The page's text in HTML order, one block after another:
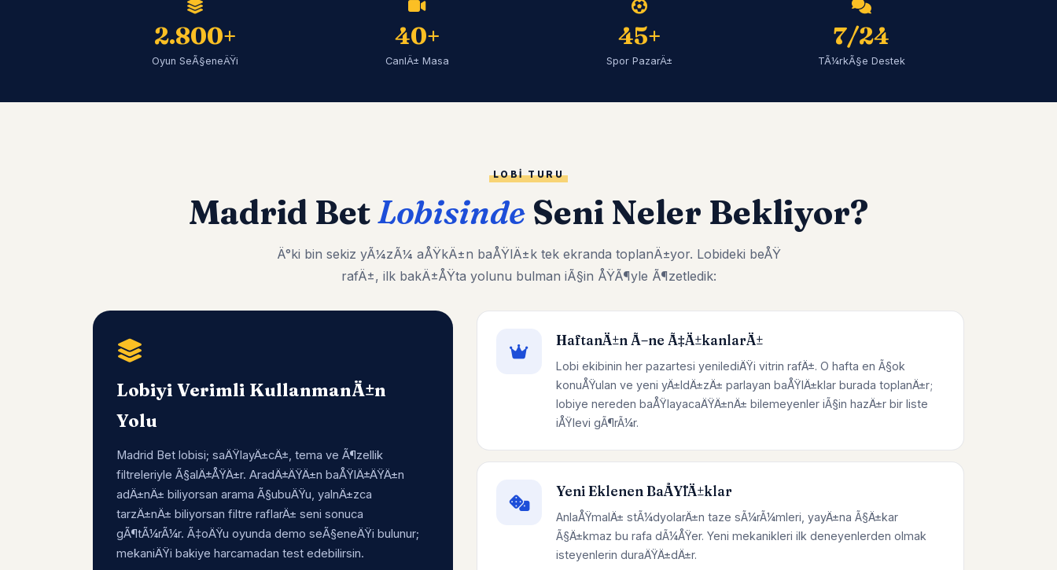
2.800+
Oyun SeÃ§eneÄŸi
40+
CanlÄ± Masa
45+
Spor PazarÄ±
7/24
TÃ¼rkÃ§e Destek
LOBI TURU
Madrid BetLobisinde Seni Neler Bekliyor?
Ä°ki bin sekiz yÃ¼zÃ¼ aÅŸkÄ±n baÅŸlÄ±k tek ekranda toplanÄ±yor. Lobideki beÅŸ
rafÄ±, ilk bakÄ±ÅŸta yolunu bulman iÃ§in ÅŸÃ¶yle Ã¶zetledik:
Lobiyi Verimli KullanmanÄ±n
Yolu
Madrid Bet lobisi; saÄŸlayÄ±cÄ±, tema ve Ã¶zellik
filtreleriyle Ã§alÄ±ÅŸÄ±r. AradÄ±ÄŸÄ±n baÅŸlÄ±ÄŸÄ±n
adÄ±nÄ± biliyorsan arama Ã§ubuÄŸu, yalnÄ±zca
tarzÄ±nÄ± biliyorsan filtre raflarÄ± seni sonuca
gÃ¶tÃ¼rÃ¼r. Ã‡oÄŸu oyunda demo seÃ§eneÄŸi bulunur;
mekaniÄŸi bakiye harcamadan test edebilirsin.
HaftanÄ±n Ã–ne Ã‡Ä±kanlarÄ±
Lobi ekibinin her pazartesi yenilediÄŸi vitrin rafÄ±. O hafta en Ã§ok
konuÅŸulan ve yeni yÄ±ldÄ±zÄ± parlayan baÅŸlÄ±klar burada toplanÄ±r;
lobiye nereden baÅŸlayacaÄŸÄ±nÄ± bilemeyenler iÃ§in hazÄ±r bir liste
iÅŸlevi gÃ¶rÃ¼r.
Yeni Eklenen BaÅŸlÄ±klar
AnlaÅŸmalÄ± stÃ¼dyolarÄ±n taze sÃ¼rÃ¼mleri, yayÄ±na Ã§Ä±kar
Ã§Ä±kmaz bu rafa dÃ¼ÅŸer. Yeni mekanikleri ilk deneyenlerden olmak
isteyenlerin duraÄŸÄ±dÄ±r.